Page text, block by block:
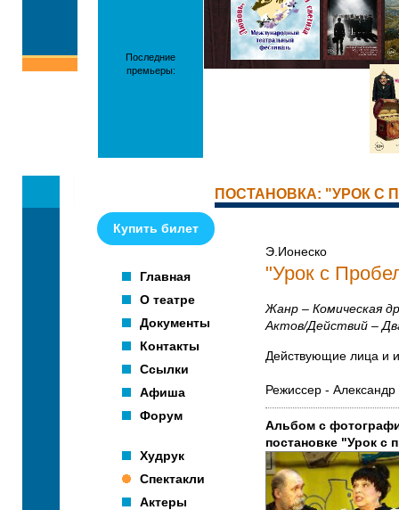
Последние
премьеры:
ПОСТАНОВКА: "УРОК С
Купить билет
Главная
О театре
Документы
Контакты
Ссылки
Афиша
Форум
Худрук
Спектакли
Актеры
Э.Ионеско
"Урок с
Жанр – Комическая
Актов/Действий –
Действующие лица и
Режиссер -
Альбом с
постановке "Урок с